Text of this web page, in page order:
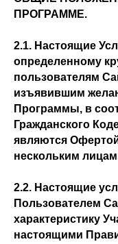
ПРОГРАММЕ.
2.1. Настоящие
определенному
пользователям
изъявившим
Программы, в
Гражданского
являются
нескольким
2.2. Настоящие
Пользователем
характеристику
настоящими